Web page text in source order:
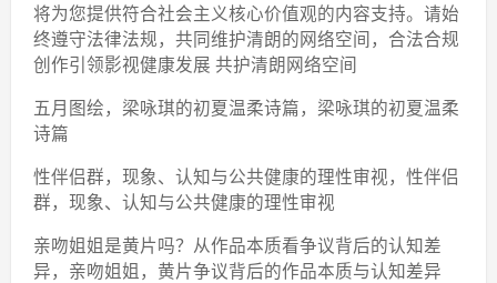
将为您提供符合社会主义核心价值观的内容支持。请始
终遵守法律法规，共同维护清朗的网络空间，合法合规
创作引领影视健康发展 共护清朗网络空间
五月图绘，梁咏琪的初夏温柔诗篇，梁咏琪的初夏温柔
诗篇
性伴侣群，现象、认知与公共健康的理性审视，性伴侣
群，现象、认知与公共健康的理性审视
亲吻姐姐是黄片吗？从作品本质看争议背后的认知差
异，亲吻姐姐，黄片争议背后的作品本质与认知差异